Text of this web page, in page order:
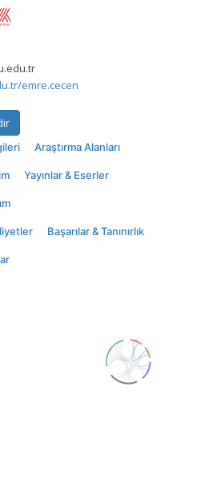
emre.cecen
Araştırma Alanları
Yayınlar & Eserler
Başarılar & Tanınırlık